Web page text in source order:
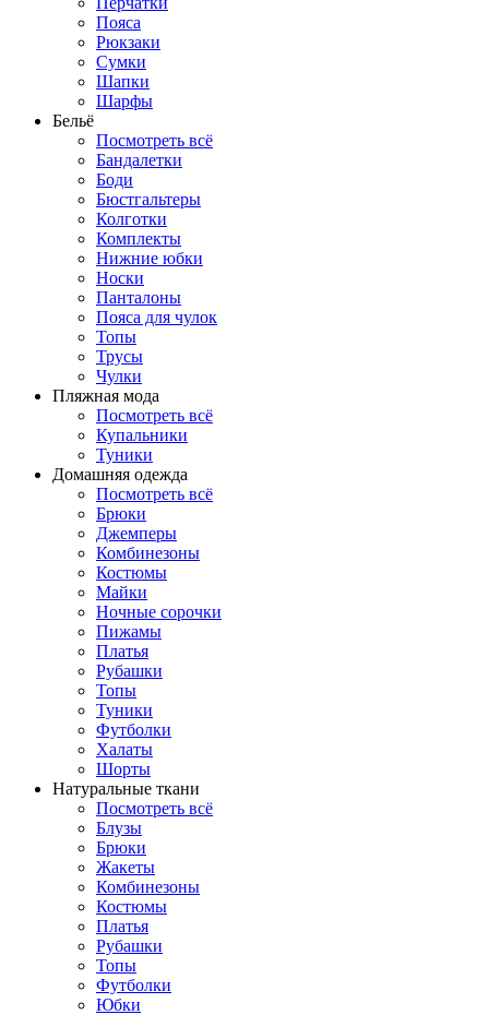
Пояса
Рюкзаки
Сумки
Шапки
Шарфы
Бельё
Посмотреть всё
Бандалетки
Боди
Бюстгальтеры
Колготки
Комплекты
Нижние юбки
Носки
Панталоны
Поясa для чулок
Топы
Трусы
Чулки
Пляжная мода
Посмотреть всё
Купальники
Туники
Домашняя одежда
Посмотреть всё
Брюки
Джемперы
Комбинезоны
Костюмы
Майки
Ночные сорочки
Пижамы
Платья
Рубашки
Топы
Туники
Футболки
Халаты
Шорты
Натуральные ткани
Посмотреть всё
Блузы
Брюки
Жакеты
Комбинезоны
Костюмы
Платья
Рубашки
Топы
Футболки
Юбки